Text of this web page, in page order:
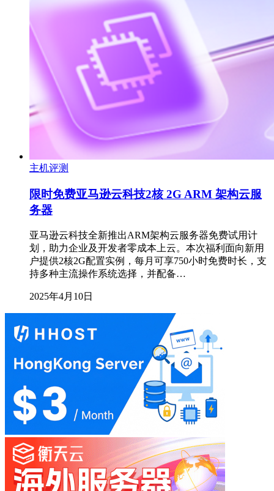
主机评测
限时免费亚马逊云科技2核 2G ARM 架构云服
务器
亚马逊云科技全新推出ARM架构云服务器免费试用计
划，助力企业及开发者零成本上云。本次福利面向新用
户提供2核2G配置实例，每月可享750小时免费时长，支
持多种主流操作系统选择，并配备…
2025年4月10日